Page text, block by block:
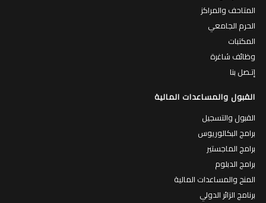
المتاحف والمراكز
الحرم الجامعي
المكتبات
وظائف شاغرة
إتـصل بنا
القبول والمساعدات المالية
القبول والتسجيل
برامج البكالوريوس
برامج الماجستير
برامج الدبلوم
المنح والمساعدات المالية
برنامج الزائر الدولي